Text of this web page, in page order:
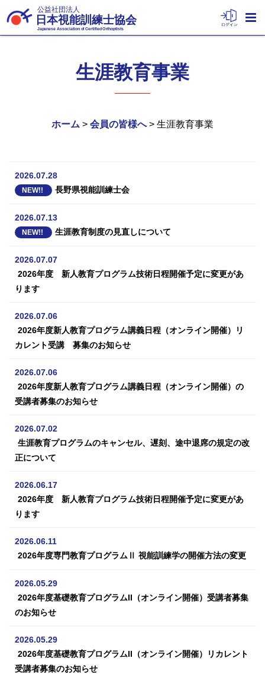
公益社団法人
日本視能訓練士協会
Japanese Association of Certified Orthoptists
生涯教育事業
ホーム > 会員の皆様へ> 生涯教育事業
2026.07.28
NEW!! 長野県視能訓練士会
2026.07.13
NEW!! 生涯教育制度の見直しについて
2026.07.07
2026年度 新人教育プログラム技術日程開催予定に変更があ
ります
2026.07.06
2026年度新人教育プログラム講義日程（オンライン開催）リ
カレント受講 募集のお知らせ
2026.07.06
2026年度新人教育プログラム講義日程（オンライン開催）の
受講者募集のお知らせ
2026.07.02
生涯教育プログラムのキャンセル、遅刻、途中退席の規定の改
正について
2026.06.17
2026年度 新人教育プログラム技術日程開催予定に変更があ
ります
2026.06.11
2026年度専門教育プログラムⅡ 視能訓練学の開催方法の変更
2026.05.29
2026年度基礎教育プログラムII（オンライン開催）受講者募集
のお知らせ
2026.05.29
2026年度基礎教育プログラムII（オンライン開催）リカレント
受講者募集のお知らせ